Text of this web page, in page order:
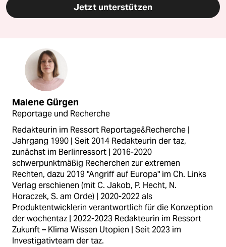
Jetzt unterstützen
Malene Gürgen
Reportage und Recherche
Redakteurin im Ressort Reportage&Recherche |
Jahrgang 1990 | Seit 2014 Redakteurin der taz,
zunächst im Berlinressort | 2016-2020
schwerpunktmäßig Recherchen zur extremen
Rechten, dazu 2019 "Angriff auf Europa" im Ch. Links
Verlag erschienen (mit C. Jakob, P. Hecht, N.
Horaczek, S. am Orde) | 2020-2022 als
Produktentwicklerin verantwortlich für die Konzeption
der wochentaz | 2022-2023 Redakteurin im Ressort
Zukunft – Klima Wissen Utopien | Seit 2023 im
Investigativteam der taz.